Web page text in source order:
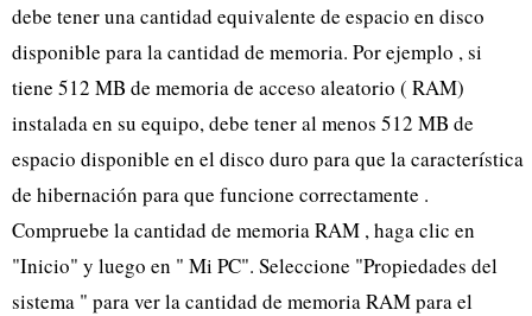
debe tener una cantidad equivalente de espacio en disco
disponible para la cantidad de memoria. Por ejemplo , si
tiene 512 MB de memoria de acceso aleatorio ( RAM)
instalada en su equipo, debe tener al menos 512 MB de
espacio disponible en el disco duro para que la característica
de hibernación para que funcione correctamente .
Compruebe la cantidad de memoria RAM , haga clic en
"Inicio" y luego en " Mi PC". Seleccione "Propiedades del
sistema " para ver la cantidad de memoria RAM para el